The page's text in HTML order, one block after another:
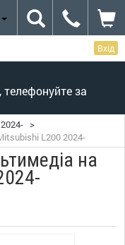
Вхід
за
>
L200 2024-
на